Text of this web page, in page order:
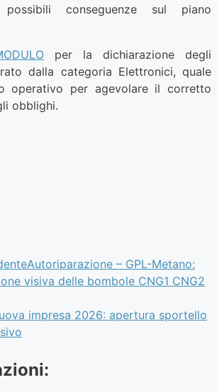
conseguenze sul piano
per la dichiarazione degli
dalla categoria Elettronici, quale
operativo per agevolare il corretto
obblighi.
Autoriparazione – GPL-Metano:
visiva delle bombole CNG1 CNG2
impresa 2026: apertura sportello